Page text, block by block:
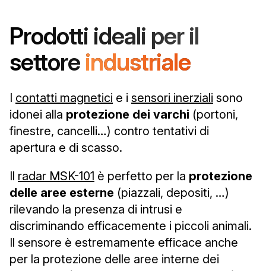
Prodotti ideali per il
settore industriale
I contatti magnetici e i sensori inerziali sono
idonei alla protezione dei varchi (portoni,
finestre, cancelli…) contro tentativi di
apertura e di scasso.
Il radar MSK-101 è perfetto per la protezione
delle aree esterne (piazzali, depositi, …)
rilevando la presenza di intrusi e
discriminando efficacemente i piccoli animali.
Il sensore è estremamente efficace anche
per la protezione delle aree interne dei